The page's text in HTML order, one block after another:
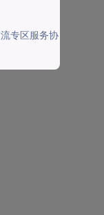
流专区服务协